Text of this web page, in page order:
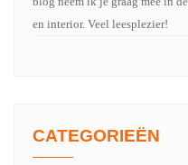
en interior. Veel leesplezier!
CATEGORIEËN